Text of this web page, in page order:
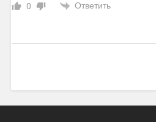
0 Ответить